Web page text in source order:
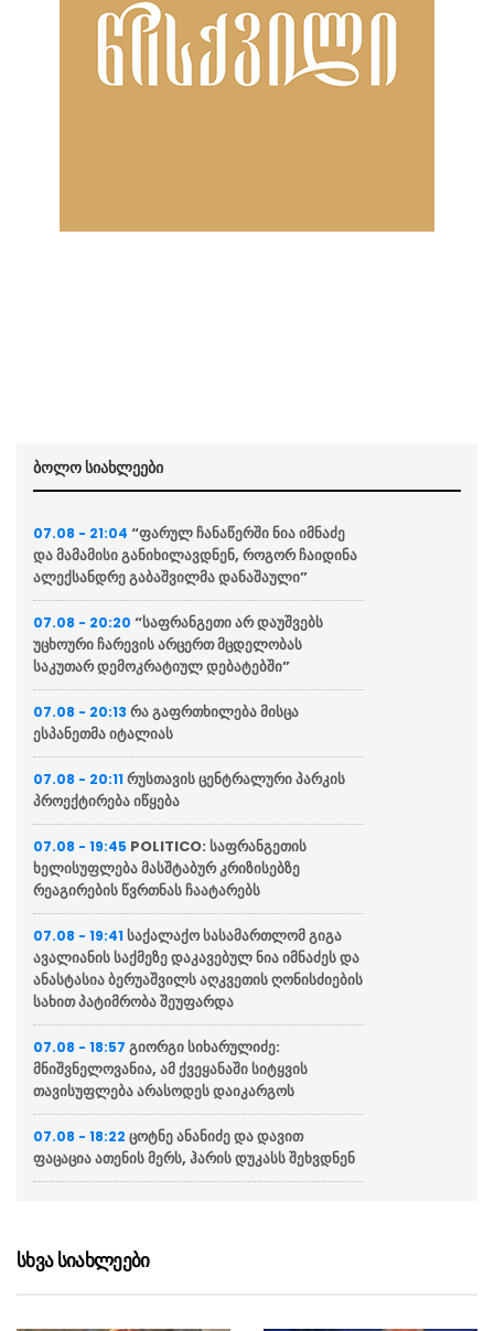
ბოლო სიახლეები
07.08 - 21:04 “ფარულ ჩანაწერში ნია იმნაძე
და მამამისი განიხილავდნენ, როგორ ჩაიდინა
ალექსანდრე გაბაშვილმა დანაშაული”
07.08 - 20:20 “საფრანგეთი არ დაუშვებს
უცხოური ჩარევის არცერთ მცდელობას
საკუთარ დემოკრატიულ დებატებში”
07.08 - 20:13 რა გაფრთხილება მისცა
ესპანეთმა იტალიას
07.08 - 20:11 რუსთავის ცენტრალური პარკის
პროექტირება იწყება
07.08 - 19:45 POLITICO: საფრანგეთის
ხელისუფლება მასშტაბურ კრიზისებზე
რეაგირების წვრთნას ჩაატარებს
07.08 - 19:41 საქალაქო სასამართლომ გიგა
ავალიანის საქმეზე დაკავებულ ნია იმნაძეს და
ანასტასია ბერუაშვილს აღკვეთის ღონისძიების
სახით პატიმრობა შეუფარდა
07.08 - 18:57 გიორგი სიხარულიძე:
მნიშვნელოვანია, ამ ქვეყანაში სიტყვის
თავისუფლება არასოდეს დაიკარგოს
07.08 - 18:22 ცოტნე ანანიძე და დავით
ფაცაცია ათენის მერს, ჰარის დუკასს შეხვდნენ
07.08 - 17:13ევროკავშირის პრესსპიკერი:
სხვა სიახლეები